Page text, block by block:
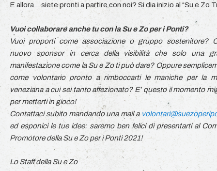
E allora… siete pronti a partire con noi? Si dia inizio al “Su e Zo
Vuoi collaborare anche tu con la Su e Zo per i Ponti?
Vuoi proporti come associazione o gruppo sostenitore?
nuovo sponsor in cerca della visibilità che solo una
manifestazione come la Su e Zo ti può dare? Oppure
come volontario pronto a rimboccarti le maniche per la
veneziana a cui sei tanto affezionato? E’ questo il momento
per metterti in gioco!
Contattaci subito mandando una mail a
ed esponici le tue idee: saremo ben felici di presentarti al
Promotore della Su e Zo per i Ponti 2021!
Lo Staff della Su e Zo